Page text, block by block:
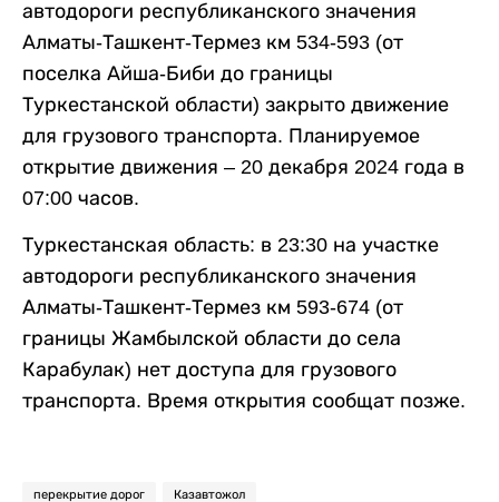
автодороги республиканского значения
Алматы-Ташкент-Термез км 534-593 (от
поселка Айша-Биби до границы
Туркестанской области) закрыто движение
для грузового транспорта. Планируемое
открытие движения – 20 декабря 2024 года в
07:00 часов.
Туркестанская область: в 23:30 на участке
автодороги республиканского значения
Алматы-Ташкент-Термез км 593-674 (от
границы Жамбылской области до села
Карабулак) нет доступа для грузового
транспорта. Время открытия сообщат позже.
перекрытие дорог Казавтожол